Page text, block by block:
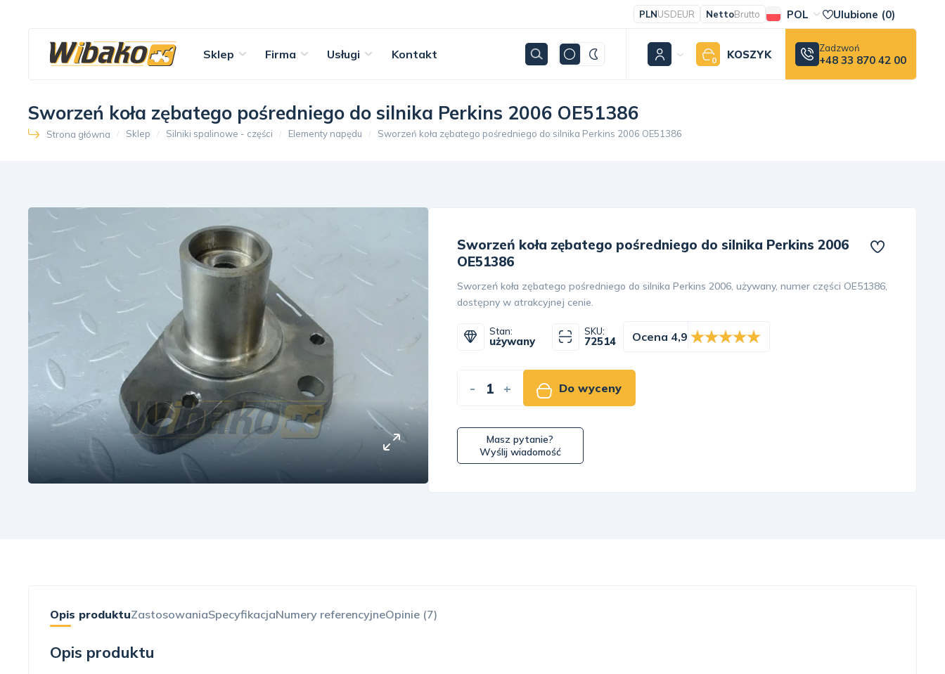
PLNUSDEUR NettoBrutto POL Ulubione (0)
Sklep Firma Usługi Kontakt 0 KOSZYK Zadzwoń
+48 33 870 42 00
Sworzeń koła zębatego pośredniego do silnika Perkins 2006 OE51386
Strona główna Sklep Silniki spalinowe - części Elementy napędu Sworzeń koła zębatego pośredniego do silnika Perkins 2006 OE51386
Sworzeń koła zębatego pośredniego do silnika Perkins 2006
OE51386
Sworzeń koła zębatego pośredniego do silnika Perkins 2006, używany, numer części OE51386,
dostępny w atrakcyjnej cenie.
Stan:
używany
SKU:
72514 Ocena 4,9
- + Do wyceny
Masz pytanie?
Wyślij wiadomość
Opis produktuZastosowaniaSpecyfikacjaNumery referencyjneOpinie (7)
Opis produktu